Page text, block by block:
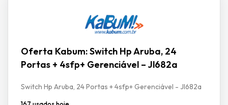
Oferta Kabum: Switch Hp Aruba, 24
Portas + 4sfp+ Gerenciável – Jl682a
Switch Hp Aruba, 24 Portas + 4sfp+ Gerenciável - Jl682a